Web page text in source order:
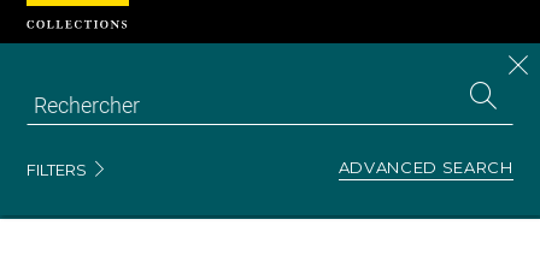
FILTERS ADVANCED SEARCH
Recherche
Cookies management panel